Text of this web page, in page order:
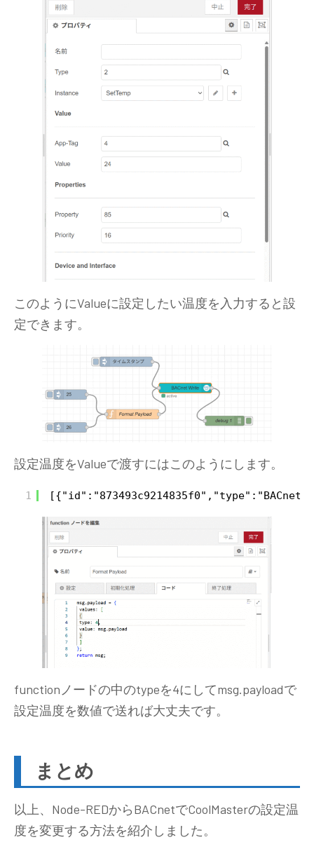
このようにValueに設定したい温度を入力すると設
定できます。
設定温度をValueで渡すにはこのようにします。
1
functionノードの中のtypeを4にしてmsg.payloadで
設定温度を数値で送れば大丈夫です。
まとめ
以上、Node-REDからBACnetでCoolMasterの設定温
度を変更する方法を紹介しました。